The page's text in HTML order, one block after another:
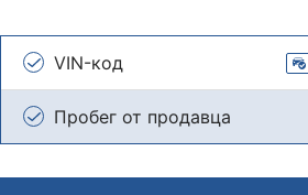
VIN-код
Пробег от продавца